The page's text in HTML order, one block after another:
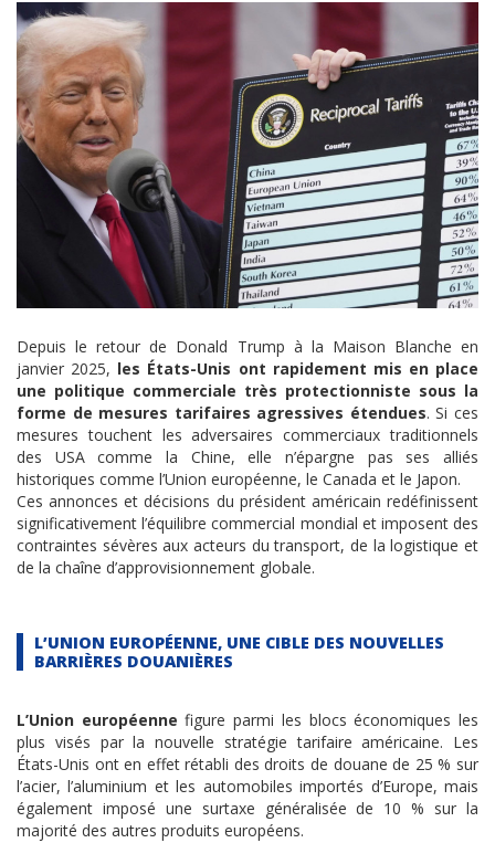
Depuis le retour de Donald Trump à la Maison Blanche en
janvier 2025, les États-Unis ont rapidement mis en place
une politique commerciale très protectionniste sous la
forme de mesures tarifaires agressives étendues. Si ces
mesures touchent les adversaires commerciaux traditionnels
des USA comme la Chine, elle n’épargne pas ses alliés
historiques comme l’Union européenne, le Canada et le Japon.
Ces annonces et décisions du président américain redéfinissent
significativement l’équilibre commercial mondial et imposent des
contraintes sévères aux acteurs du transport, de la logistique et
de la chaîne d’approvisionnement globale.
L’UNION EUROPÉENNE, UNE CIBLE DES NOUVELLES
BARRIÈRES DOUANIÈRES
L’Union européenne figure parmi les blocs économiques les
plus visés par la nouvelle stratégie tarifaire américaine. Les
États-Unis ont en effet rétabli des droits de douane de 25 % sur
l’acier, l’aluminium et les automobiles importés d’Europe, mais
également imposé une surtaxe généralisée de 10 % sur la
majorité des autres produits européens.